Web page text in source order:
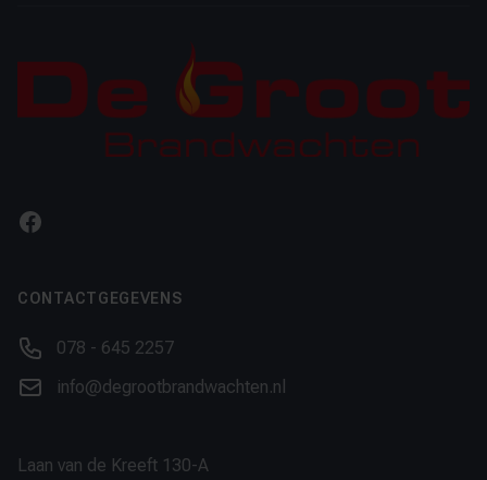
Facebook
CONTACTGEGEVENS
Phone number
078 - 645 2257
Email info@degrootbrandwachten.nl
Laan van de Kreeft 130-A